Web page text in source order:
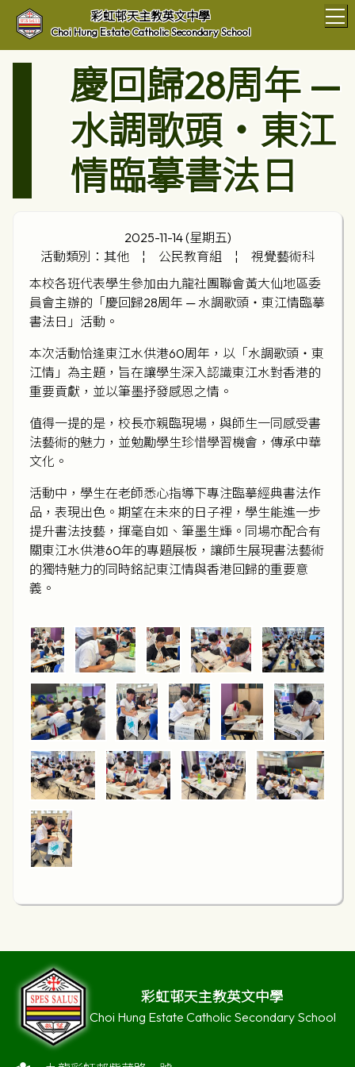
彩虹邨天主教英文中學
Choi Hung Estate Catholic Secondary School
慶回歸28周年 —
水調歌頭・東江
情臨摹書法日
2025-11-14 (星期五)
活動類別：其他
¦ 公民教育組 ¦
視覺藝術科
本校各班代表學生參加由九龍社團聯會黃大仙地區委
員會主辦的「慶回歸28周年 — 水調歌頭・東江情臨摹
書法日」活動。
本次活動恰逢東江水供港60周年，以「水調歌頭・東
江情」為主題，旨在讓學生深入認識東江水對香港的
重要貢獻，並以筆墨抒發感恩之情。
值得一提的是，校長亦親臨現場，與師生一同感受書
法藝術的魅力，並勉勵學生珍惜學習機會，傳承中華
文化。
活動中，學生在老師悉心指導下專注臨摹經典書法作
品，表現出色。期望在未來的日子裡，學生能進一步
提升書法技藝，揮毫自如、筆墨生輝。同場亦配合有
關東江水供港60年的專題展板，讓師生展現書法藝術
的獨特魅力的同時銘記東江情與香港回歸的重要意
義。
彩虹邨天主教英文中學
Choi Hung Estate Catholic Secondary School